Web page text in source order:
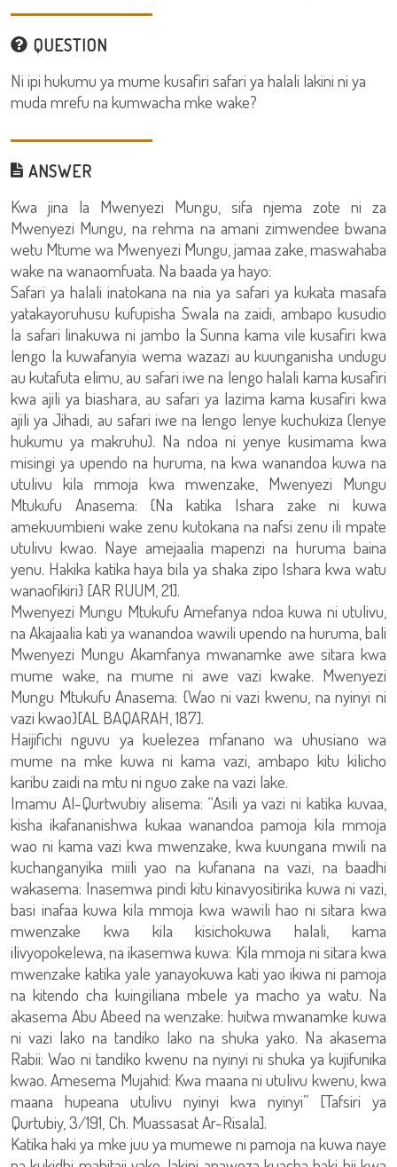
QUESTION
Ni ipi hukumu ya mume kusafiri safari ya halali lakini ni ya
muda mrefu na kumwacha mke wake?
ANSWER
Kwa jina la Mwenyezi Mungu, sifa njema zote ni za
Mwenyezi Mungu, na rehma na amani zimwendee bwana
wetu Mtume wa Mwenyezi Mungu, jamaa zake, maswahaba
wake na wanaomfuata. Na baada ya hayo:
Safari ya halali inatokana na nia ya safari ya kukata masafa
yatakayoruhusu kufupisha Swala na zaidi, ambapo kusudio
la safari linakuwa ni jambo la Sunna kama vile kusafiri kwa
lengo la kuwafanyia wema wazazi au kuunganisha undugu
au kutafuta elimu, au safari iwe na lengo halali kama kusafiri
kwa ajili ya biashara, au safari ya lazima kama kusafiri kwa
ajili ya Jihadi, au safari iwe na lengo lenye kuchukiza (lenye
hukumu ya makruhu). Na ndoa ni yenye kusimama kwa
misingi ya upendo na huruma, na kwa wanandoa kuwa na
utulivu kila mmoja kwa mwenzake, Mwenyezi Mungu
Mtukufu Anasema: {Na katika Ishara zake ni kuwa
amekuumbieni wake zenu kutokana na nafsi zenu ili mpate
utulivu kwao. Naye amejaalia mapenzi na huruma baina
yenu. Hakika katika haya bila ya shaka zipo Ishara kwa watu
wanaofikiri} [AR RUUM, 21].
Mwenyezi Mungu Mtukufu Amefanya ndoa kuwa ni utulivu,
na Akajaalia kati ya wanandoa wawili upendo na huruma, bali
Mwenyezi Mungu Akamfanya mwanamke awe sitara kwa
mume wake, na mume ni awe vazi kwake. Mwenyezi
Mungu Mtukufu Anasema: {Wao ni vazi kwenu, na nyinyi ni
vazi kwao}[AL BAQARAH, 187].
Haijifichi nguvu ya kuelezea mfanano wa uhusiano wa
mume na mke kuwa ni kama vazi, ambapo kitu kilicho
karibu zaidi na mtu ni nguo zake na vazi lake.
Imamu Al-Qurtwubiy alisema: “Asili ya vazi ni katika kuvaa,
kisha ikafananishwa kukaa wanandoa pamoja kila mmoja
wao ni kama vazi kwa mwenzake, kwa kuungana mwili na
kuchanganyika miili yao na kufanana na vazi, na baadhi
wakasema: Inasemwa pindi kitu kinavyositirika kuwa ni vazi,
basi inafaa kuwa kila mmoja kwa wawili hao ni sitara kwa
mwenzake kwa kila kisichokuwa halali, kama
ilivyopokelewa, na ikasemwa kuwa: Kila mmoja ni sitara kwa
mwenzake katika yale yanayokuwa kati yao ikiwa ni pamoja
na kitendo cha kuingiliana mbele ya macho ya watu. Na
akasema Abu Abeed na wenzake: huitwa mwanamke kuwa
ni vazi lako na tandiko lako na shuka yako. Na akasema
Rabii: Wao ni tandiko kwenu na nyinyi ni shuka ya kujifunika
kwao. Amesema Mujahid: Kwa maana ni utulivu kwenu, kwa
maana hupeana utulivu nyinyi kwa nyinyi” [Tafsiri ya
Qurtubiy, 3/191, Ch. Muassasat Ar-Risala].
Katika haki ya mke juu ya mumewe ni pamoja na kuwa naye